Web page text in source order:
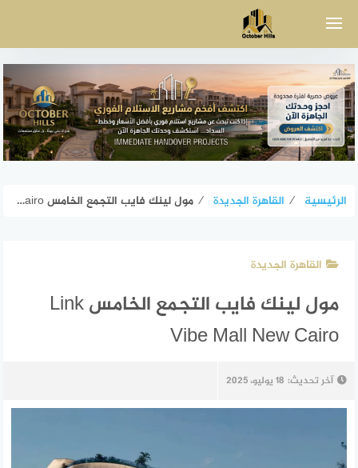
الرئيسية ⁄ القاهرة الجديدة ⁄ مول لينك فايب التجمع الخامس Link Vibe Mall New Cairo
القاهرة الجديدة
مول لينك فايب التجمع الخامس Link
Vibe Mall New Cairo
آخر تحديث: 18 يوليو، 2025